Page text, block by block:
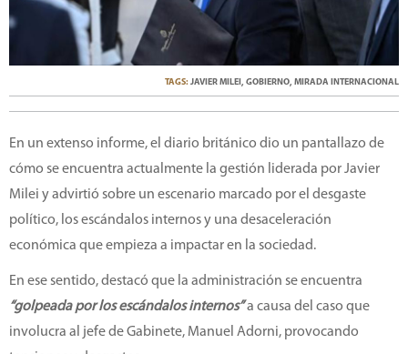
TAGS:JAVIER MILEI, GOBIERNO, MIRADA INTERNACIONAL
En un extenso informe, el diario británico dio un pantallazo de
cómo se encuentra actualmente la gestión liderada por Javier
Milei y advirtió sobre un escenario marcado por el desgaste
político, los escándalos internos y una desaceleración
económica que empieza a impactar en la sociedad.
En ese sentido, destacó que la administración se encuentra
“golpeada por los escándalos internos”a causa del caso que
involucra al jefe de Gabinete, Manuel Adorni, provocando